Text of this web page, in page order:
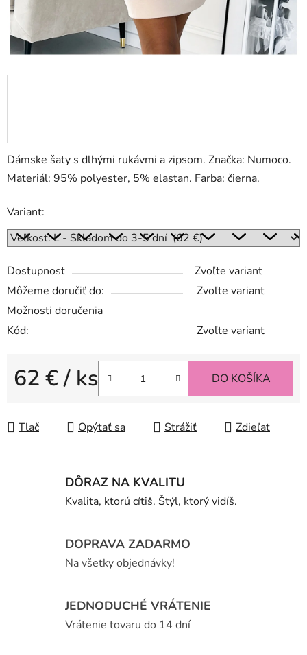
Dámske šaty s dlhými rukávmi a zipsom. Značka: Numoco.
Materiál: 95% polyester, 5% elastan. Farba: čierna.
Variant:
Dostupnosť
Zvoľte variant
Môžeme doručiť do:
Zvoľte variant
Možnosti doručenia
Kód:
Zvoľte variant
62 €/ ks DO KOŠÍKA
Tlač Opýtať sa Strážiť Zdieľať
DÔRAZ NA KVALITU
Kvalita, ktorú cítiš. Štýl, ktorý vidíš.
DOPRAVA ZADARMO
Na všetky objednávky!
JEDNODUCHÉ VRÁTENIE
Vrátenie tovaru do 14 dní